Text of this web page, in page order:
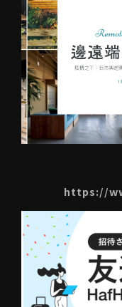
https://